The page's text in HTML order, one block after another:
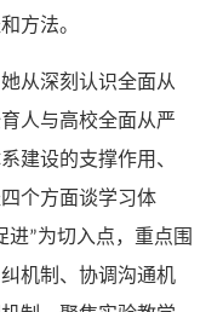
方法。
从深刻认识全面从
人与高校全面从严
建设的支撑作用、
个方面谈学习体
进”为切入点，重点围
机制、协调沟通机